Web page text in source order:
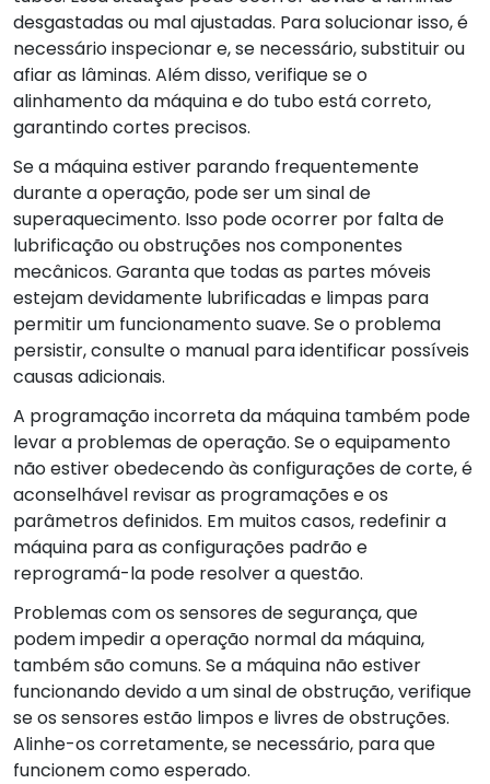
desgastadas ou mal ajustadas. Para solucionar isso, é
necessário inspecionar e, se necessário, substituir ou
afiar as lâminas. Além disso, verifique se o
alinhamento da máquina e do tubo está correto,
garantindo cortes precisos.
Se a máquina estiver parando frequentemente
durante a operação, pode ser um sinal de
superaquecimento. Isso pode ocorrer por falta de
lubrificação ou obstruções nos componentes
mecânicos. Garanta que todas as partes móveis
estejam devidamente lubrificadas e limpas para
permitir um funcionamento suave. Se o problema
persistir, consulte o manual para identificar possíveis
causas adicionais.
A programação incorreta da máquina também pode
levar a problemas de operação. Se o equipamento
não estiver obedecendo às configurações de corte, é
aconselhável revisar as programações e os
parâmetros definidos. Em muitos casos, redefinir a
máquina para as configurações padrão e
reprogramá-la pode resolver a questão.
Problemas com os sensores de segurança, que
podem impedir a operação normal da máquina,
também são comuns. Se a máquina não estiver
funcionando devido a um sinal de obstrução, verifique
se os sensores estão limpos e livres de obstruções.
Alinhe-os corretamente, se necessário, para que
funcionem como esperado.